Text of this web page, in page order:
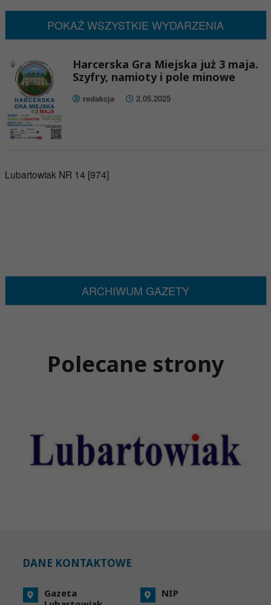
POKAŻ WSZYSTKIE WYDARZENIA
Harcerska Gra Miejska już 3 maja.
Szyfry, namioty i pole minowe
redakcja 2.05.2025
Lubartowiak NR 14 [974]
ARCHIWUM GAZETY
Polecane strony
DANE KONTAKTOWE
Gazeta
NIP